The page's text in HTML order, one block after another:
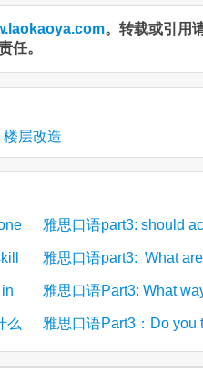
。转载或引用
任。
层改造
雅思口语part3: should
更多报酬吗(3)
雅思口语part3: What
disadvantages of private
势在哪？(2)
或
雅思口语Part3: What
these days 当今人们如
么 雅思口语Part3：Do you
has positive effects? 你